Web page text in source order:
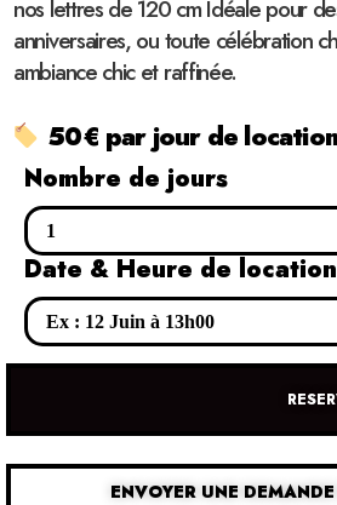
nos lettres de 120 cm Idéale pour
anniversaires, ou toute célébration
ambiance chic et raffinée.
50€ par jour de location
Nombre de jours
Date & Heure de location
ENVOYER UNE